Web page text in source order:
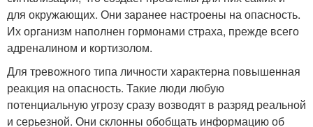
для окружающих. Они заранее настроены на опасность.
Их организм наполнен гормонами страха, прежде всего
адреналином и кортизолом.
Для тревожного типа личности характерна повышенная
реакция на опасность. Такие люди любую
потенциальную угрозу сразу возводят в разряд реальной
и серьезной. Они склонны обобщать информацию об